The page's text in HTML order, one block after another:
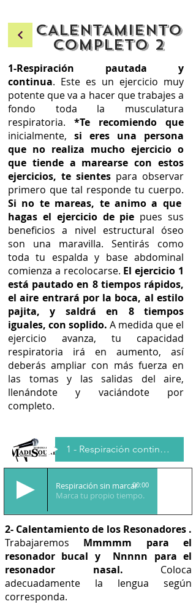
CALENTAMIENTO
COMPLETO 2
1-Respiración pautada y
continua. Este es un ejercicio muy
potente que va a hacer que trabajes a
fondo toda la musculatura
respiratoria. *Te recomiendo que
inicialmente, si eres una persona
que no realiza mucho ejercicio o
que tiende a marearse con estos
ejercicios, te sientes para observar
primero que tal responde tu cuerpo.
Si no te mareas, te animo a que
hagas el ejercicio de pie pues sus
beneficios a nivel estructural óseo
son una maravilla. Sentirás como
toda tu espalda y base abdominal
comienza a recolocarse. El ejercicio 1
está pautado en 8 tiempos rápidos,
el aire entrará por la boca, al estilo
pajita, y saldrá en 8 tiempos
iguales, con soplido. A medida que el
ejercicio avanza, tu capacidad
respiratoria irá en aumento, así
deberás ampliar con más fuerza en
las tomas y las salidas del aire,
llenándote y vaciándote por
completo.
1 - Respiración continua pautada
Respiración sin marcar
Marca tu propio tiempo.
00:00
2- Calentamiento de losResonadores .
Trabajaremos Mmmmm para el
resonador bucal y
Nnnnn para el
resonador nasal. Coloca
adecuadamente la lengua según
corresponda.